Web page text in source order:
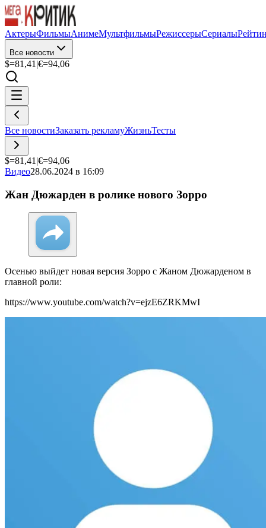
АктерыФильмыАнимеМультфильмыРежиссерыСериалы
Все новости
$=81,41 |€=94,06
Все новостиЗаказать рекламуЖизньТесты
$=81,41 |€=94,06
Видео28.06.2024 в 16:09
Жан Дюжарден в ролике нового Зорро
Осенью выйдет новая версия Зорро с Жаном Дюжарденом в
главной роли:
https://www.youtube.com/watch?v=ejzE6ZRKMwI